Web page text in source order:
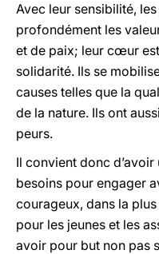
Avec leur sensibilité,
profondément les
et de paix; leur cœur
solidarité. Ils se
causes telles que la
de la nature. Ils ont
peurs.
Il convient donc
besoins pour engager
courageux, dans la
pour les jeunes et les
avoir pour but non pas